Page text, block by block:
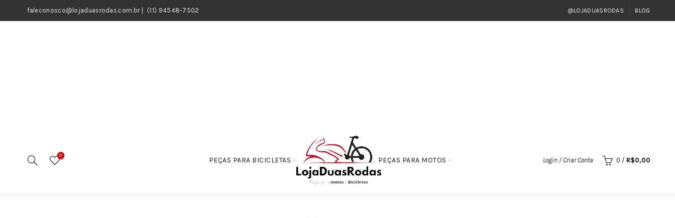
faleconosco@lojaduasrodas.com.br| (11) 94548-7502 @LOJADUASRODAS BLOG
0
PEÇAS PARA BICICLETAS PEÇAS PARA MOTOS Login / Criar Conta 0 / R$0,00